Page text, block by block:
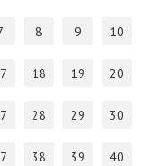
8 9 10
18 19 20
28 29 30
38 39 40